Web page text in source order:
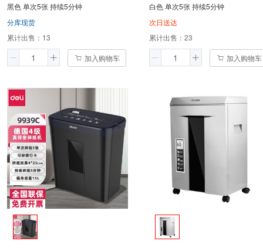
黑色 单次5张 持续5分钟
分库现货
累计出售： 13
加入购物车
白色 单次5张 持续5分钟
次日送达
累计出售： 23
加入购物车